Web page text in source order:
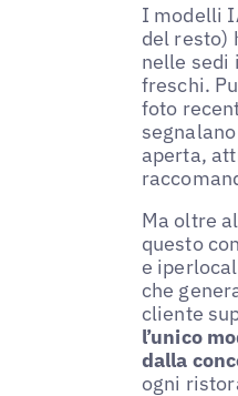
I modelli
del resto)
nelle sedi
freschi.
foto
aperta,
Ma oltre
questo
e
che
cliente
l’unico
dalla
ogni